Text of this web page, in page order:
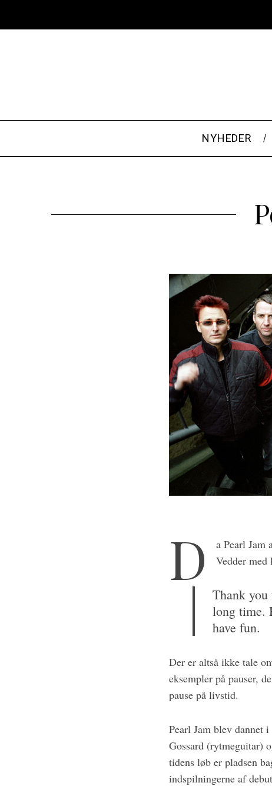
NYHEDER
D
a Pearl Jam
Vedder med
Thank
long time.
have fun.
Der er altså ikke tale
eksempler på pauser,
pause på livstid.
Pearl Jam blev dannet
Gossard (rytmeguitar)
tidens løb er pladsen
indspilningerne af